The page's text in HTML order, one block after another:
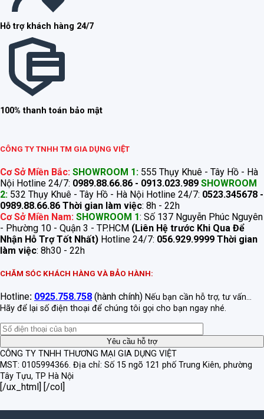
Hỗ trợ khách hàng 24/7
100% thanh toán bảo mật
CÔNG TY TNHH TM GIA DỤNG VIỆT
Cơ Sở Miền Bắc: SHOWROOM 1: 555 Thụy Khuê - Tây Hồ - Hà
Nội Hotline 24/7: 0989.88.66.86 - 0913.023.989 SHOWROOM
2: 532 Thụy Khuê - Tây Hồ - Hà Nội Hotline 24/7: 0523.345678 -
0989.88.66.86 Thời gian làm việc: 8h - 22h
Cơ Sở Miền Nam: SHOWROOM 1: Số 137 Nguyễn Phúc Nguyên
- Phường 10 - Quận 3 - TP.HCM (Liên Hệ trước Khi Qua Để
Nhận Hỗ Trợ Tốt Nhất) Hotline 24/7: 056.929.9999 Thời gian
làm việc: 8h30 - 22h
CHĂM SÓC KHÁCH HÀNG VÀ BẢO HÀNH:
Hotline: 0925.758.758 (hành chính) Nếu bạn cần hỗ trợ, tư vấn...
Hãy để lại số điện thoại để chúng tôi gọi cho bạn ngay nhé.
CÔNG TY TNHH THƯƠNG MẠI GIA DỤNG VIỆT
MST: 0105994366. Địa chỉ: Số 15 ngõ 121 phố Trung Kiên, phường
Tây Tựu, TP Hà Nội
[/ux_html] [/col]